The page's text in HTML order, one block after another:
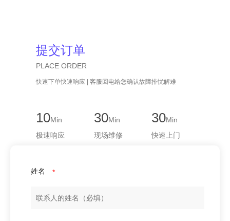
提交订单
PLACE ORDER
快速下单快速响应 | 客服回电给您确认故障排忧解难
10Min
极速响应
30Min
现场维修
30Min
快速上门
姓名 *